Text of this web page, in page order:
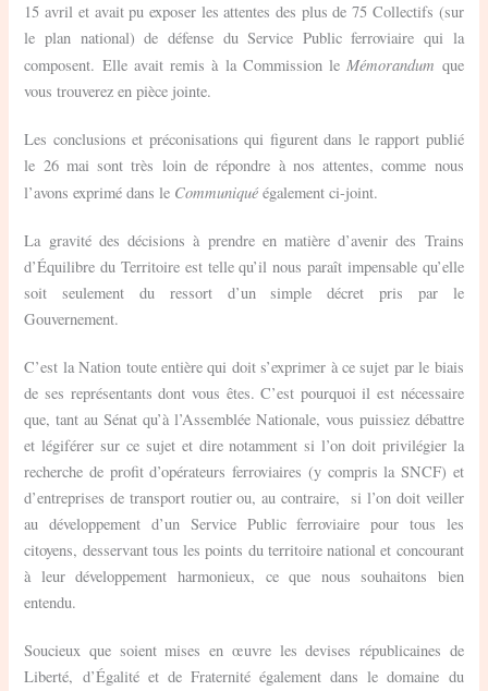
15 avril et avait pu exposer les attentes des plus de 75 Collectifs (sur
le plan national) de défense du Service Public ferroviaire qui la
composent. Elle avait remis à la Commission leMémorandum que
vous trouverez en pièce jointe.
Les conclusions et préconisations qui figurent dans le rapport publié
le 26 mai sont très loin de répondre à nos attentes, comme nous
l’avons exprimé dans le Communiqué également ci-joint.
La gravité des décisions à prendre en matière d’avenir des Trains
d’Équilibre du Territoire est telle qu’il nous paraît impensable qu’elle
soit seulement du ressort d’un simple décret pris par le
Gouvernement.
C’est la Nation toute entière qui doit s’exprimer à ce sujet par le biais
de ses représentants dont vous êtes. C’est pourquoi il est nécessaire
que, tant au Sénat qu’à l’Assemblée Nationale, vous puissiez débattre
et légiférer sur ce sujet et dire notamment si l’on doit privilégier la
recherche de profit d’opérateurs ferroviaires (y compris la SNCF) et
d’entreprises de transport routier ou, au contraire, si l’on doit veiller
au développement d’un Service Public ferroviaire pour tous les
citoyens, desservant tous les points du territoire national et concourant
à leur développement harmonieux, ce que nous souhaitons bien
entendu.
Soucieux que soient mises en œuvre les devises républicaines de
Liberté, d’Égalité et de Fraternité également dans le domaine du